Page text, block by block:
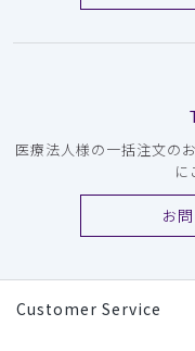
医療法人様の一括注文の
に
お
Customer Service